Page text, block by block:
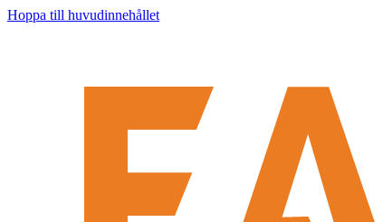
Hoppa till huvudinnehållet